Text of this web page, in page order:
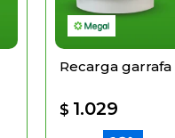
Recarga garrafa
$ 1.029